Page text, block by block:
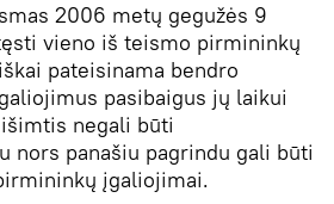
2006 metų gegužės 9
vieno iš teismo pirmininkų
pateisinama bendro
pasibaigus jų laikui
negali būti
nors panašiu pagrindu gali būti
įgaliojimai.